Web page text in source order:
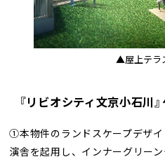
▲屋上テラ
『リビオシティ文京小石川
①本物件のランドスケープデザ
演舎を起用し、インナーグリー